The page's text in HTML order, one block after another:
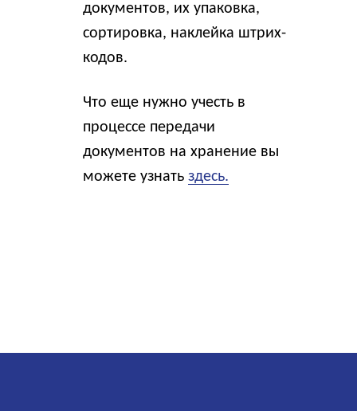
документов, их упаковка,
сортировка, наклейка штрих-
кодов.
Что еще нужно учесть в
процессе передачи
документов на хранение вы
можете узнать здесь.